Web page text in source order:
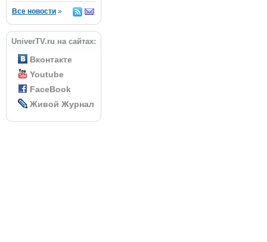
Все новости »
UniverTV.ru на сайтах:
Вконтакте
Youtube
FaceBook
Живой Журнал